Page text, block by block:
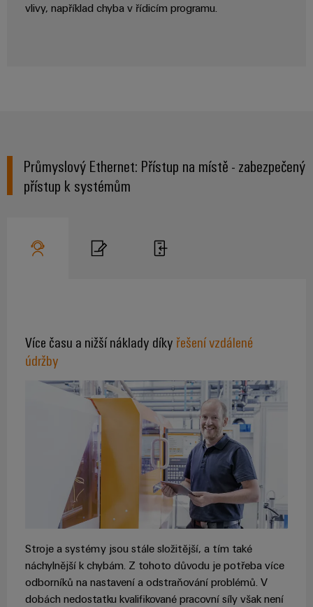
vlivy, například chyba v řídicím programu.
Průmyslový Ethernet: Přístup na místě - zabezpečený
přístup k systémům
Více času a nižší náklady díky řešení vzdálené
údržby
Stroje a systémy jsou stále složitější, a tím také
náchylnější k chybám. Z tohoto důvodu je potřeba více
odborníků na nastavení a odstraňování problémů. V
dobách nedostatku kvalifikované pracovní síly však není